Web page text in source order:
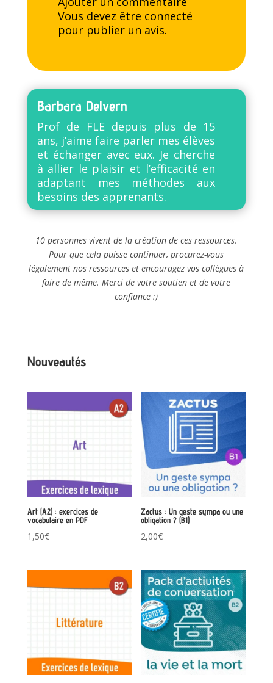
Vous devez être connecté
pour publier un avis.
Barbara Delvern
Prof de FLE depuis plus de 15
ans, j’aime faire parler mes élèves
et échanger avec eux. Je cherche
à allier le plaisir et l’efficacité en
adaptant mes méthodes aux
besoins des apprenants.
10 personnes vivent de la création de ces ressources.
Pour que cela puisse continuer, procurez-vous
légalement nos ressources et encouragez vos collègues à
faire de même. Merci de votre soutien et de votre
confiance :)
Nouveautés
Art (A2) : exercices de
vocabulaire en PDF
1,50€
Zactus : Un geste sympa ou une
obligation ? (B1)
2,00€